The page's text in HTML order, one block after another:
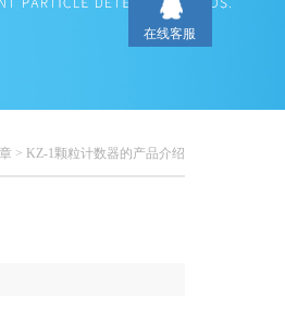
> KZ-1颗粒计数器的产品介绍
在线客服